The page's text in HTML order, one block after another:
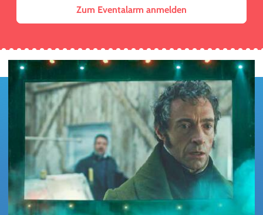
Zum Eventalarm anmelden